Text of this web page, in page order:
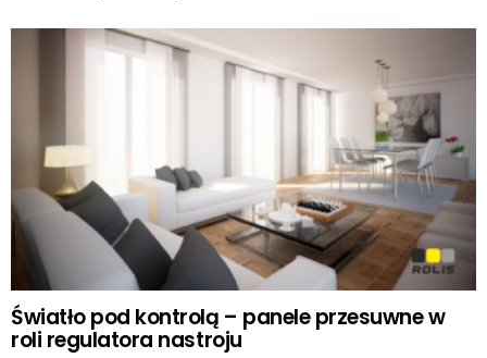
Światło pod kontrolą – panele przesuwne w
roli regulatora nastroju